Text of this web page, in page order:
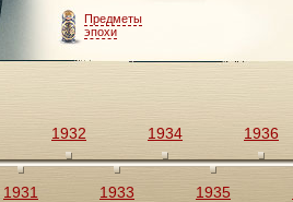
Предметы
эпохи
1931
1932
1933
1934
1935
1936